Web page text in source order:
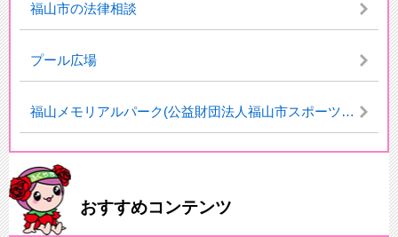
福山市の法律相談
プール広場
福山メモリアルパーク(公益財団法人福山市スポーツ協会)
おすすめコンテンツ